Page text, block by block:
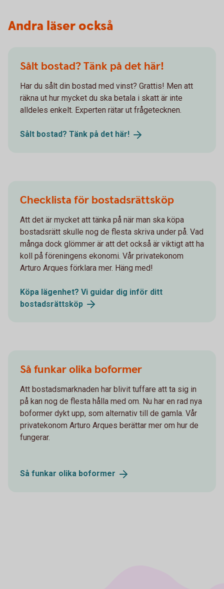
Andra läser också
Sålt bostad? Tänk på det här!
Har du sålt din bostad med vinst? Grattis! Men att
räkna ut hur mycket du ska betala i skatt är inte
alldeles enkelt. Experten rätar ut frågetecknen.
Sålt bostad? Tänk på det här!
Checklista för bostadsrättsköp
Att det är mycket att tänka på när man ska köpa
bostadsrätt skulle nog de flesta skriva under på. Vad
många dock glömmer är att det också är viktigt att ha
koll på föreningens ekonomi. Vår privatekonom
Arturo Arques förklara mer. Häng med!
Köpa lägenhet? Vi guidar dig inför ditt
bostadsrättsköp
Så funkar olika boformer
Att bostadsmarknaden har blivit tuffare att ta sig in
på kan nog de flesta hålla med om. Nu har en rad nya
boformer dykt upp, som alternativ till de gamla. Vår
privatekonom Arturo Arques berättar mer om hur de
fungerar.
Så funkar olika boformer